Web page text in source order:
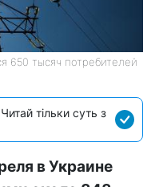
650 тысяч потребителей
тільки суть з
в Украине